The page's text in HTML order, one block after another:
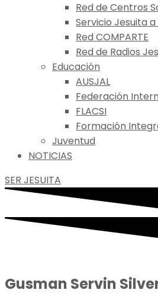
Red de Centros
Servicio Jesuita a
Red COMPARTE
Red de Radios
Educación
AUSJAL
Federación
FLACSI
Formación
Juventud
NOTICIAS
SER JESUITA
Gusman Servin